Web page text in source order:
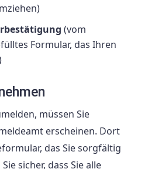
(vom
Formular, das Ihren
müssen Sie
erscheinen. Dort
das Sie sorgfältig
sicher, dass Sie alle